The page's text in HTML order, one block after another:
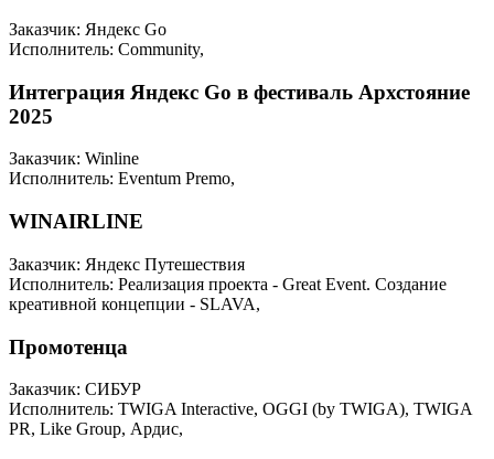
Заказчик: Яндекс Go
Исполнитель: Community,
Интеграция Яндекс Go в фестиваль Архстояние
2025
Заказчик: Winline
Исполнитель: Eventum Premo,
WINAIRLINE
Заказчик: Яндекс Путешествия
Исполнитель: Реализация проекта - Great Event. Создание
креативной концепции - SLAVA,
Промотенца
Заказчик: СИБУР
Исполнитель: TWIGA Interactive, OGGI (by TWIGA), TWIGA
PR, Like Group, Ардис,